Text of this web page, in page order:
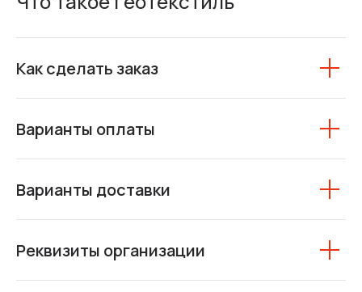
Как сделать заказ
Варианты оплаты
Варианты доставки
Реквизиты организации